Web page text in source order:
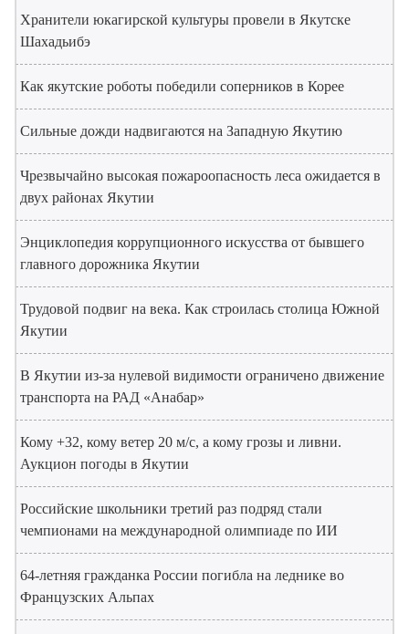
Хранители юкагирской культуры провели в Якутске
Шахадьибэ
Как якутские роботы победили соперников в Корее
Сильные дожди надвигаются на Западную Якутию
Чрезвычайно высокая пожароопасность леса ожидается в
двух районах Якутии
Энциклопедия коррупционного искусства от бывшего
главного дорожника Якутии
Трудовой подвиг на века. Как строилась столица Южной
Якутии
В Якутии из-за нулевой видимости ограничено движение
транспорта на РАД «Анабар»
Кому +32, кому ветер 20 м/с, а кому грозы и ливни.
Аукцион погоды в Якутии
Российские школьники третий раз подряд стали
чемпионами на международной олимпиаде по ИИ
64-летняя гражданка России погибла на леднике во
Французских Альпах